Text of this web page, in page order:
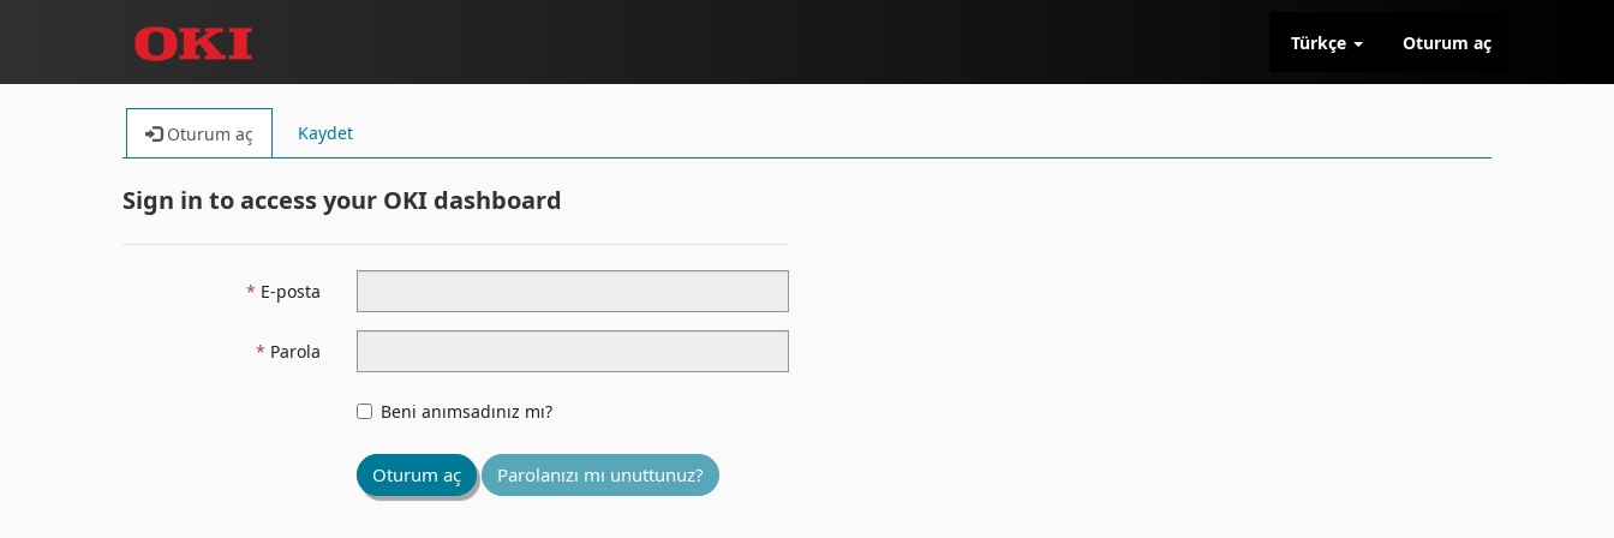
Türkçe Oturum aç
Oturum aç Kaydet
Sign in to access your OKI dashboard
E-posta
Parola
Beni anımsadınız mı?
Oturum aç Parolanızı mı unuttunuz?